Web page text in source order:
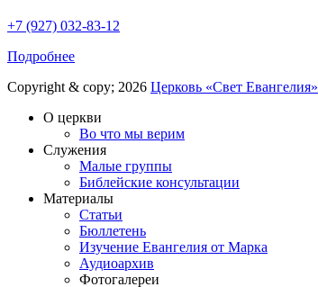
+7 (927) 032-83-12
Подробнее
Copyright & copy; 2026 Церковь «Свет Евангелия»
О церкви
Во что мы верим
Служения
Малые группы
Библейские консультации
Материалы
Статьи
Бюллетень
Изучение Евангелия от Марка
Аудиоархив
Фотогалереи